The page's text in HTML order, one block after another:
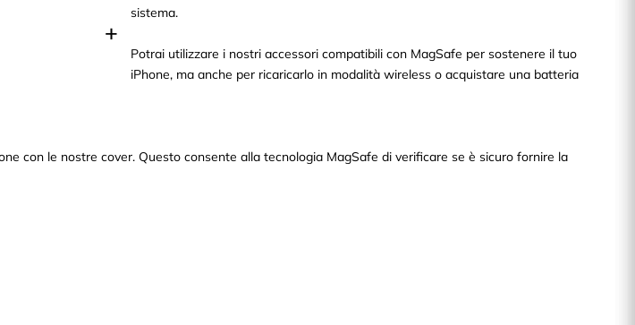
sistema.
Potrai utilizzare i nostri accessori compatibili con MagSafe per sostenere il tuo
iPhone, ma anche per ricaricarlo in modalità wireless o acquistare una batteria
con le nostre cover. Questo consente alla tecnologia MagSafe di verificare se è sicuro fornire la